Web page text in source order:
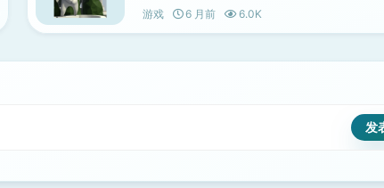
游戏 6 月前 6.0K